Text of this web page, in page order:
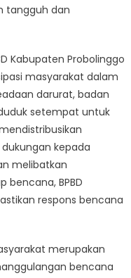
tangguh dan
Kabupaten Probolinggo
masyarakat dalam
darurat, badan
setempat untuk
kepada
melibatkan
BPBD
respons bencana
merupakan
bencana